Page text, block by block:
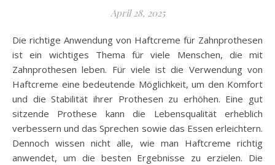
April 28, 2025
Die richtige Anwendung von Haftcreme für Zahnprothesen
ist ein wichtiges Thema für viele Menschen, die mit
Zahnprothesen leben. Für viele ist die Verwendung von
Haftcreme eine bedeutende Möglichkeit, um den Komfort
und die Stabilität ihrer Prothesen zu erhöhen. Eine gut
sitzende Prothese kann die Lebensqualität erheblich
verbessern und das Sprechen sowie das Essen erleichtern.
Dennoch wissen nicht alle, wie man Haftcreme richtig
anwendet, um die besten Ergebnisse zu erzielen. Die